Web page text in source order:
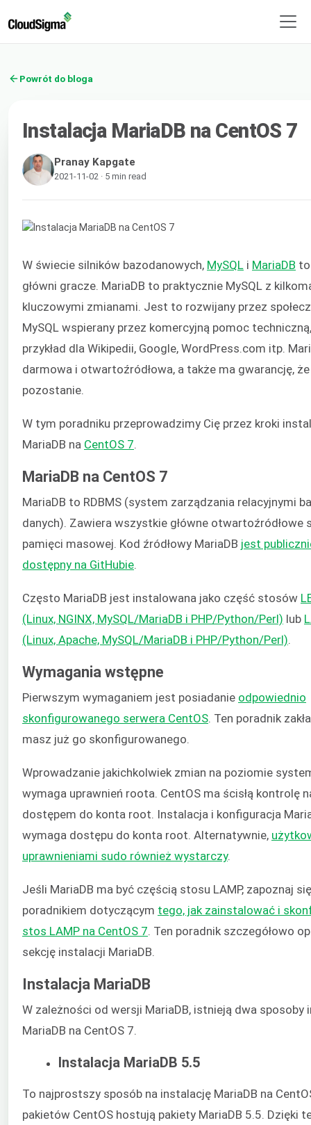
Powrót do bloga
Instalacja MariaDB na CentOS 7
Pranay Kapgate
2021-11-02 · 5 min read
W świecie silników bazodanowych, MySQL i MariaDB
główni gracze. MariaDB to praktycznie MySQL z
kluczowymi zmianami. Jest to rozwijany przez
MySQL wspierany przez komercyjną pomoc
przykład dla Wikipedii, Google, WordPress.com itp.
darmowa i otwartoźródłowa, a także ma gwarancję,
pozostanie.
W tym poradniku przeprowadzimy Cię przez kroki
MariaDB na CentOS 7.
MariaDB na CentOS 7
MariaDB to RDBMS (system zarządzania relacyjnymi
danych). Zawiera wszystkie główne otwartoźródłowe
pamięci masowej. Kod źródłowy MariaDB jest
dostępny na GitHubie
Często MariaDB jest instalowana jako część stosów
(Linux, NGINX, MySQL/MariaDB i PHP/Python/Perl) lub
(Linux, Apache, MySQL/MariaDB i PHP/Python/Perl).
Wymagania wstępne
Pierwszym wymaganiem jest posiadanie odpowiednio
skonfigurowanego serwera CentOS . Ten poradnik
masz już go skonfigurowanego.
Wprowadzanie jakichkolwiek zmian na poziomie
wymaga uprawnień roota. CentOS ma ścisłą kontrolę
dostępem do konta root. Instalacja i konfiguracja
wymaga dostępu do konta root. Alternatywnie,
uprawnieniami sudo również wystarczy.
Jeśli MariaDB ma być częścią stosu LAMP, zapoznaj
poradnikiem dotyczącym tego, jak zainstalować i
stos LAMP na CentOS 7. Ten poradnik szczegółowo
sekcję instalacji MariaDB.
Instalacja MariaDB
W zależności od wersji MariaDB, istnieją dwa sposoby
MariaDB na CentOS 7.
Instalacja MariaDB 5.5
To najprostszy sposób na instalację MariaDB na
pakietów CentOS hostują pakiety MariaDB 5.5. Dzięki